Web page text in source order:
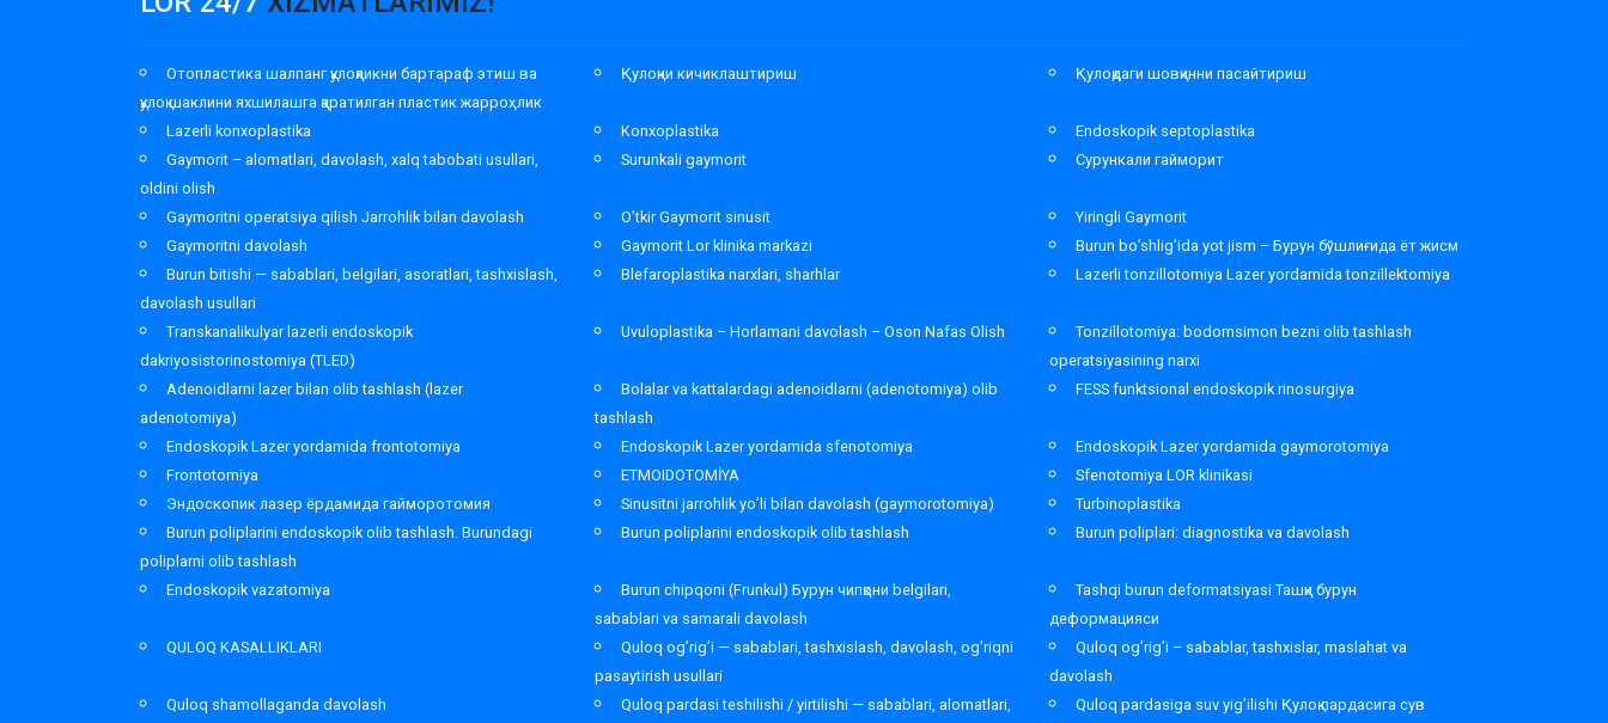
Отопластика шалпанг қулоқликни бартараф этиш ва
қулоқ шаклини яхшилашга қаратилган пластик жарроҳлик
Қулоқни кичиклаштириш Қулоқдаги шовқинни пасайтириш
Lazerli konxoplastika Konxoplastika
Endoskopik septoplastika
Gaymorit – alomatlari, davolash, xalq tabobati usullari,
oldini olish
Surunkali gaymorit Сурункали гайморит
Gaymoritni operatsiya qilish Jarrohlik bilan davolash O’tkir Gaymorit sinusit
Yiringli Gaymorit
Gaymoritni davolash
Gaymorit Lor klinika markazi
Burun bo’shlig’ida yot jism – Бурун бўшлиғида ёт жисм
Burun bitishi — sabablari, belgilari, asoratlari, tashxislash,
davolash usullari
Blefaroplastika narxlari, sharhlar Lazerli tonzillotomiya Lazer yordamida tonzillektomiya
Transkanalikulyar lazerli endoskopik
dakriyosistorinostomiya (TLED)
Uvuloplastika – Horlamani davolash – Oson Nafas Olish
Tonzillotomiya: bodomsimon bezni olib tashlash
operatsiyasining narxi
Adenoidlarni lazer bilan olib tashlash (lazer
adenotomiya)
Bolalar va kattalardagi adenoidlarni (adenotomiya) olib
tashlash
FESS funktsional endoskopik rinosurgiya
Endoskopik Lazer yordamida frontotomiya Endoskopik Lazer yordamida sfenotomiya
Endoskopik Lazer yordamida gaymorotomiya
Frontotomiya
ETMOIDOTOMİYA
Sfenotomiya LOR klinikasi
Эндоскопик лазер ёрдамида гайморотомия
Sinusitni jarrohlik yo’li bilan davolash (gaymorotomiya)
Turbinoplastika
Burun poliplarini endoskopik olib tashlash. Burundagi
poliplarni olib tashlash
Burun poliplarini endoskopik olib tashlash Burun poliplari: diagnostika va davolash
Endoskopik vazatomiya
Burun chipqoni (Frunkul) Бурун чипқони belgilari,
sabablari va samarali davolash
Tashqi burun deformatsiyasi Ташқи бурун
деформацияси
QULOQ KASALLIKLARI
Quloq og’rig’i — sabablari, tashxislash, davolash, og’riqni
pasaytirish usullari
Quloq og’rig’i – sabablar, tashxislar, maslahat va
davolash
Quloq shamollaganda davolash
Quloq pardasi teshilishi / yirtilishi — sabablari, alomatlari,
Quloq pardasiga suv yig’ilishi Қулоқ пардасига сув